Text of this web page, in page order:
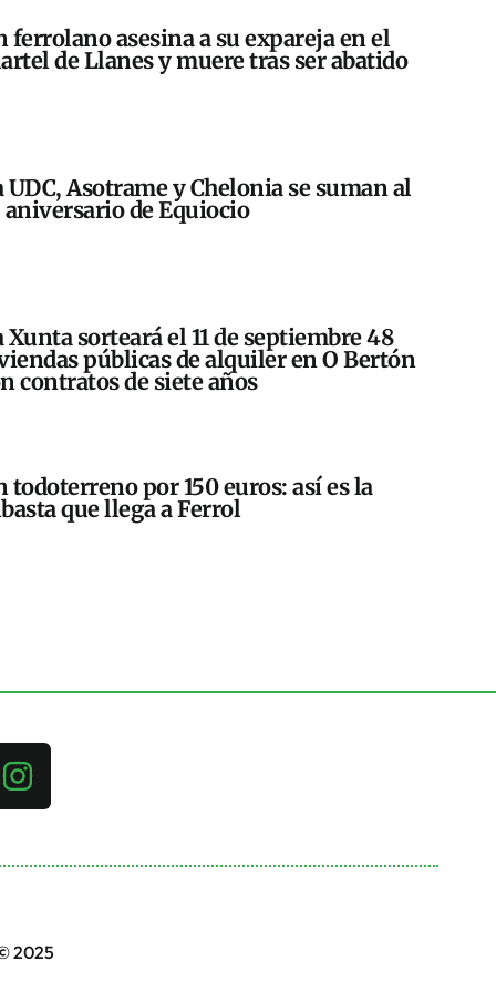
ferrolano asesina a su expareja en el
de Llanes y muere tras ser abatido
UDC, Asotrame y Chelonia se suman al
aniversario de Equiocio
Xunta sorteará el 11 de septiembre 48
públicas de alquiler en O Bertón
contratos de siete años
todoterreno por 150 euros: así es la
que llega a Ferrol
2025